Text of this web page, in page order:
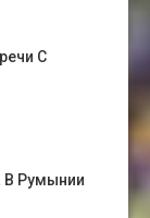
С
Румынии